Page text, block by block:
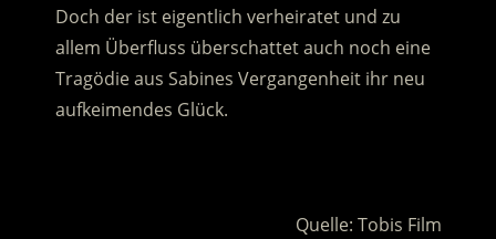
Doch der ist eigentlich verheiratet und zu
allem Überfluss überschattet auch noch eine
Tragödie aus Sabines Vergangenheit ihr neu
aufkeimendes Glück.
Quelle: Tobis Film